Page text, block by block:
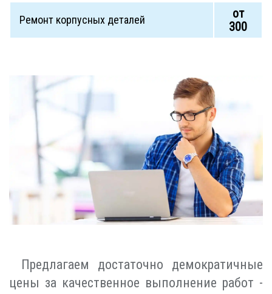
Ремонт корпусных деталей
от
300
Предлагаем достаточно демократичные
цены за качественное выполнение работ -